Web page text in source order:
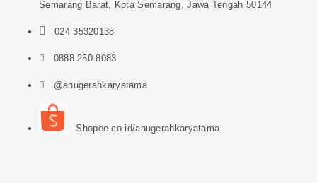
Semarang Barat, Kota Semarang, Jawa Tengah 50144
024 35320138
0888-250-8083
@anugerahkaryatama
Shopee.co.id/anugerahkaryatama